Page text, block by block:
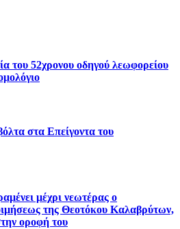
του 52χρονου οδηγού λεωφορείου
στα Επείγοντα του
μέχρι νεωτέρας ο
της Θεοτόκου Καλαβρύτων,
οροφή του